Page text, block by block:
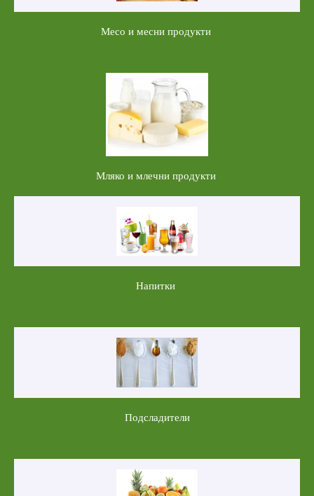
Месо и месни продукти
Мляко и млечни продукти
Напитки
Подсладители